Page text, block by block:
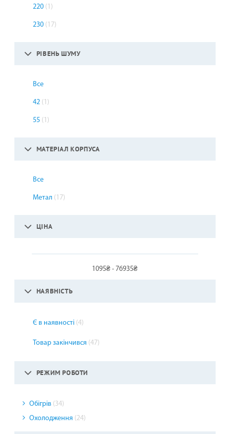
220 (1)
230 (17)
РІВЕНЬ ШУМУ
Все
42 (1)
55 (1)
МАТЕРІАЛ КОРПУСА
Все
Метал (17)
ЦІНА
1095₴ - 76935₴
НАЯВНІСТЬ
Є в наявності (4)
Товар закінчився (47)
РЕЖИМ РОБОТИ
Обігрів (34)
Охолодження (24)